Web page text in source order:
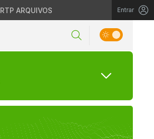
RTP ARQUIVOS Entrar